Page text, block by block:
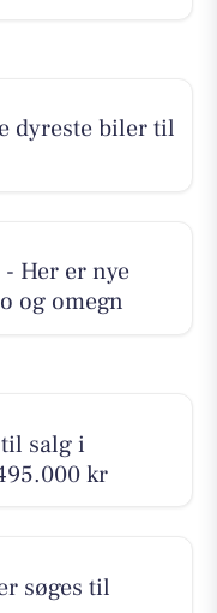
dyreste biler til
Her er nye
og omegn
salg i
kr
søges til